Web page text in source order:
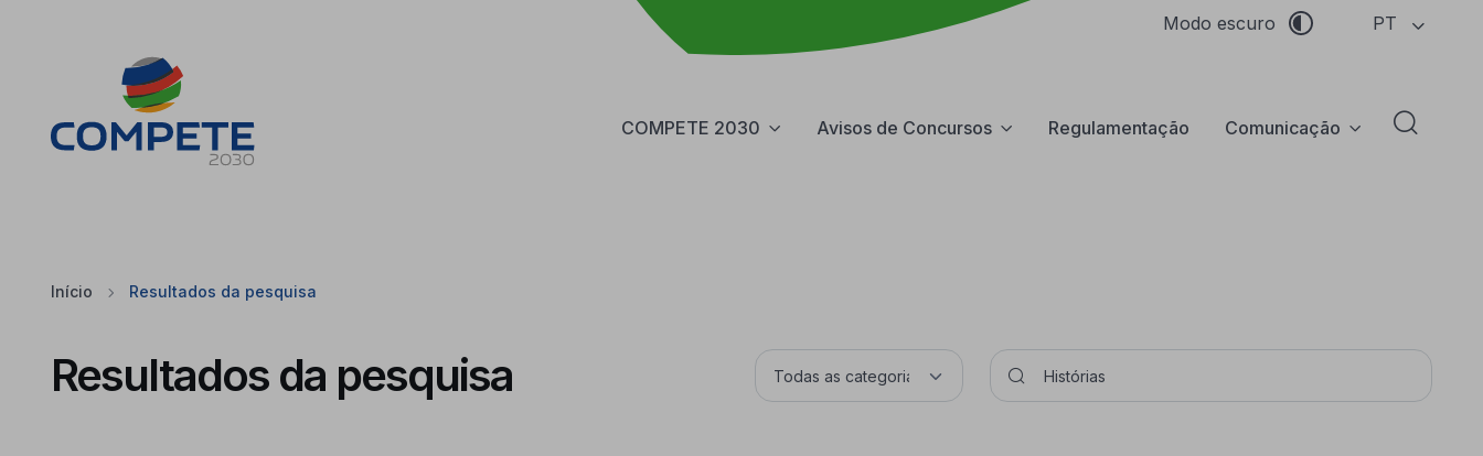
Modo escuro PT
COMPETE 2030 Avisos de Concursos Regulamentação Comunicação Abrir
Início Resultados da pesquisa
Resultados da pesquisa